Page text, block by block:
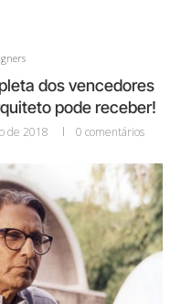
dos vencedores
pode receber!
de 2018 0 comentários